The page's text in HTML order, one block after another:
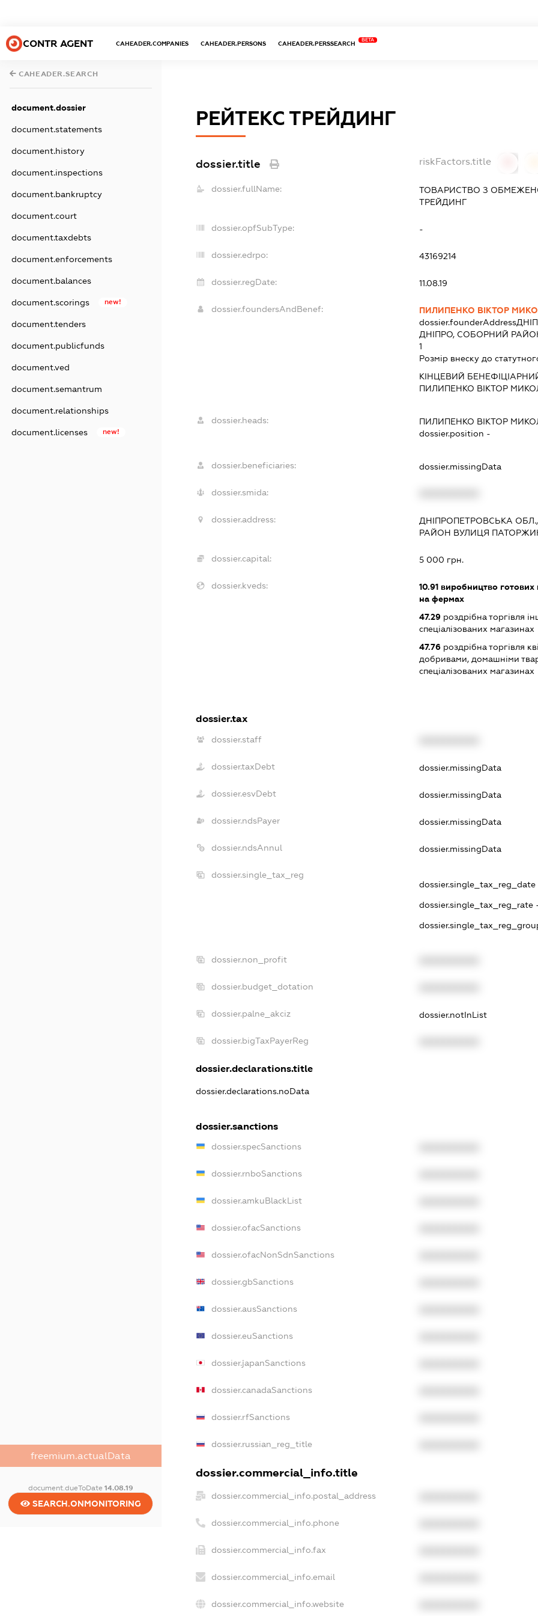
CONTR AGENT CAHEADER.COMPANIES CAHEADER.PERSONS CAHEADER.PERSSEARCH
BETA
CAHEADER.SEARCH
document.dossier
document.statements
document.history
document.inspections
document.bankruptcy
document.court
document.taxdebts
document.enforcements
document.balances
document.scorings new!
document.tenders
document.publicfunds
document.ved
document.semantrum
document.relationships
document.licenses new!
freemium.actualData
document.dueToDate 14.08.19
SEARCH.ONMONITORING
РЕЙТЕКС ТРЕЙДИНГ
dossier.title riskFactors.title
dossier.fullName: ТОВАРИСТВО З
ТРЕЙДИНГ
dossier.opfSubType: -
dossier.edrpo: 43169214
dossier.regDate: 11.08.19
dossier.foundersAndBenef:
ПИЛИПЕНКО ВІКТОР
dossier.founderAddress
ДНІПРО, СОБОРНИЙ
1
Розмір внеску до
КІНЦЕВИЙ
ПИЛИПЕНКО ВІКТОР
dossier.heads: ПИЛИПЕНКО ВІКТОР
dossier.position -
dossier.beneficiaries: dossier.missingData
dossier.smida:
dossier.address:
ДНІПРОПЕТРОВСЬКА
РАЙОН ВУЛИЦЯ
dossier.capital: 5 000 грн.
dossier.kveds: 10.91виробництво готових
на фермах
47.29роздрібна торгівля
спеціалізованих магазинах
47.76роздрібна торгівля
добривами, домашніми
спеціалізованих магазинах
dossier.tax
dossier.staff
dossier.taxDebt dossier.missingData
dossier.esvDebt dossier.missingData
dossier.ndsPayer dossier.missingData
dossier.ndsAnnul dossier.missingData
dossier.single_tax_reg
dossier.single_tax_reg_date -
dossier.single_tax_reg_rate
dossier.non_profit
dossier.budget_dotation
dossier.palne_akciz dossier.notInList
dossier.bigTaxPayerReg
dossier.declarations.title
dossier.declarations.noData
dossier.sanctions
dossier.specSanctions
dossier.rnboSanctions
dossier.amkuBlackList
dossier.ofacSanctions
dossier.ofacNonSdnSanctions
dossier.gbSanctions
dossier.ausSanctions
dossier.euSanctions
dossier.japanSanctions
dossier.canadaSanctions
dossier.rfSanctions
dossier.russian_reg_title
dossier.commercial_info.title
dossier.commercial_info.postal_address
dossier.commercial_info.phone
dossier.commercial_info.fax
dossier.commercial_info.email
dossier.commercial_info.website